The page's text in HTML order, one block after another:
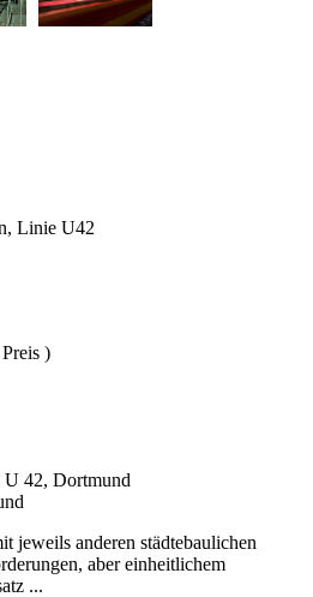
Linie U42
)
U 42, Dortmund
jeweils anderen städtebaulichen
aber einheitlichem
...